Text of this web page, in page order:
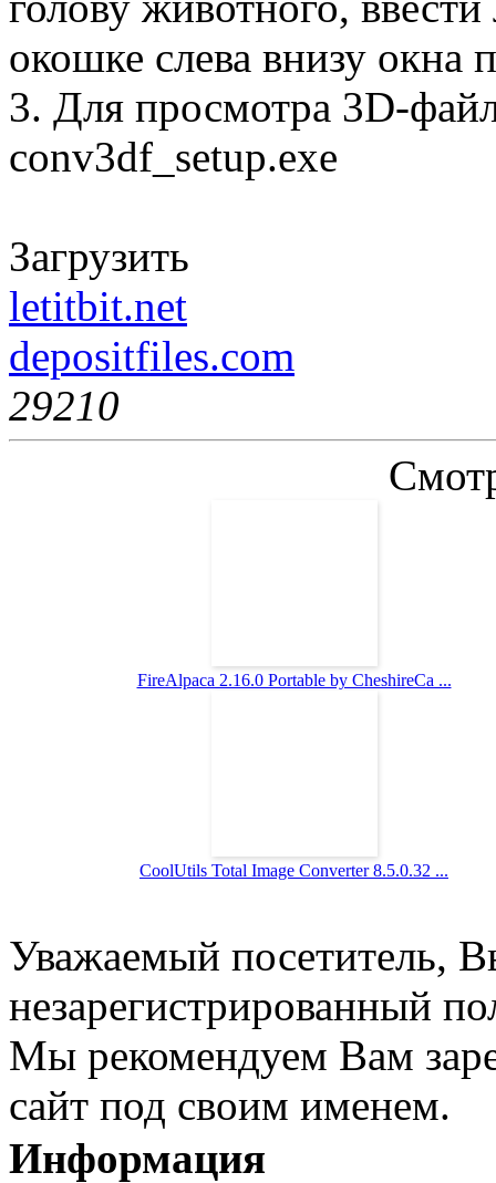
окошке слева внизу
3. Для просмотра 3D-
conv3df_setup.exe
Загрузить
letitbit.net
depositfiles.com
29210
FireAlpaca 2.16.0 Portable by CheshireCa ...
CoolUtils Total Image Converter 8.5.0.32 ...
Уважаемый посетитель,
незарегистрированный
Мы рекомендуем Вам
сайт под своим именем.
Информация